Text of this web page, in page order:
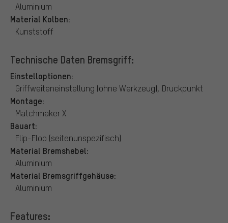
Aluminium
Material Kolben:
Kunststoff
Technische Daten Bremsgriff:
Einstelloptionen:
Griffweiteneinstellung (ohne Werkzeug), Druckpunkt
Montage:
Matchmaker X
Bauart:
Flip-Flop (seitenunspezifisch)
Material Bremshebel:
Aluminium
Material Bremsgriffgehäuse:
Aluminium
Features: